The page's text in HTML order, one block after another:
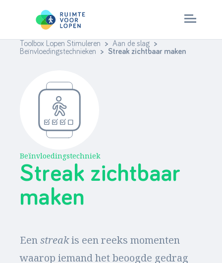
> ruimtevoorlopen.nl
Toolbox Lopen Stimuleren > Aan de slag >
Beïnvloedingstechnieken > Streak zichtbaar maken
Beïnvloedingstechniek
Streak zichtbaar
maken
Eenstreakis een reeks momenten
waarop iemand het beoogde gedrag